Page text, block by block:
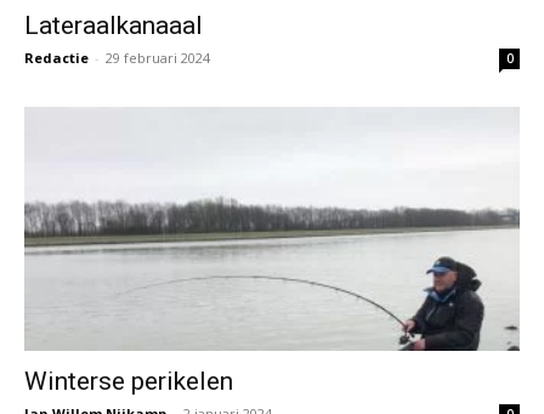
Lateraalkanaaal
Redactie - 29 februari 2024 0
Winterse perikelen